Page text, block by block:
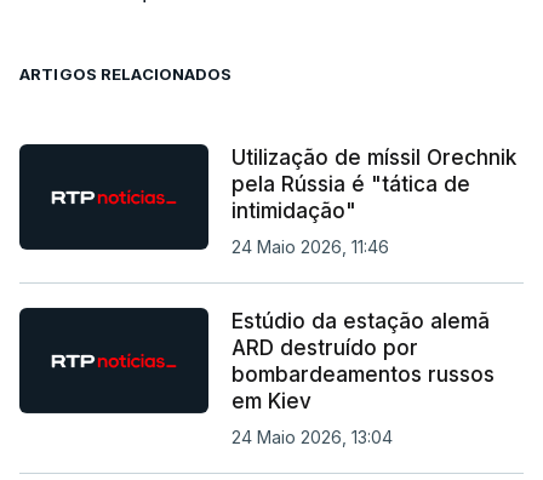
ARTIGOS RELACIONADOS
Utilização de míssil Orechnik
pela Rússia é "tática de
intimidação"
24 Maio 2026, 11:46
Estúdio da estação alemã
ARD destruído por
bombardeamentos russos
em Kiev
24 Maio 2026, 13:04